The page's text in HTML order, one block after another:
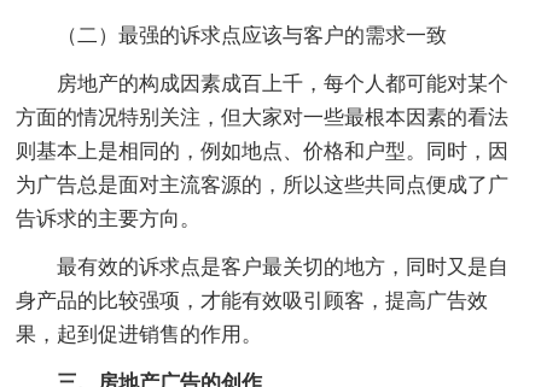
（二）最强的诉求点应该与客户的需求一致
房地产的构成因素成百上千，每个人都可能对某个
方面的情况特别关注，但大家对一些最根本因素的看法
则基本上是相同的，例如地点、价格和户型。同时，因
为广告总是面对主流客源的，所以这些共同点便成了广
告诉求的主要方向。
最有效的诉求点是客户最关切的地方，同时又是自
身产品的比较强项，才能有效吸引顾客，提高广告效
果，起到促进销售的作用。